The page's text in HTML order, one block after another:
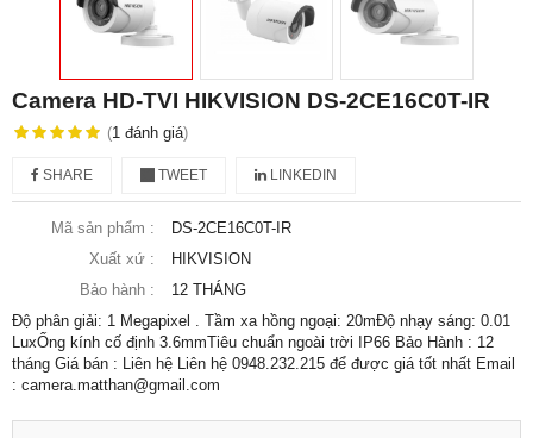
Camera HD-TVI HIKVISION DS-2CE16C0T-IR
(1 đánh giá)
SHARE TWEET LINKEDIN
Mã sản phẩm :
DS-2CE16C0T-IR
Xuất xứ :
HIKVISION
Bảo hành :
12 THÁNG
Độ phân giải: 1 Megapixel . Tầm xa hồng ngoại: 20mĐộ nhạy sáng: 0.01
LuxỐng kính cố định 3.6mmTiêu chuẩn ngoài trời IP66 Bảo Hành : 12
tháng Giá bán : Liên hệ Liên hệ 0948.232.215 để được giá tốt nhất Email
: camera.matthan@gmail.com